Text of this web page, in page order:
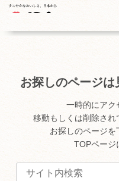
お探しのページは
一時的にアク
移動もしくは削除され
お探しのページを
TOPページ